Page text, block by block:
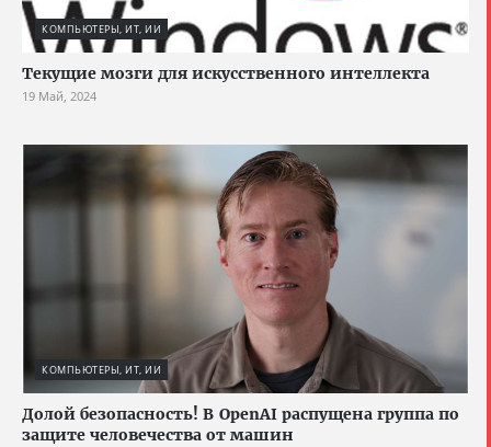
КОМПЬЮТЕРЫ, ИТ, ИИ
Текущие мозги для искусственного интеллекта
19 Май, 2024
КОМПЬЮТЕРЫ, ИТ, ИИ
Долой безопасность! В OpenAI распущена группа по
защите человечества от машин